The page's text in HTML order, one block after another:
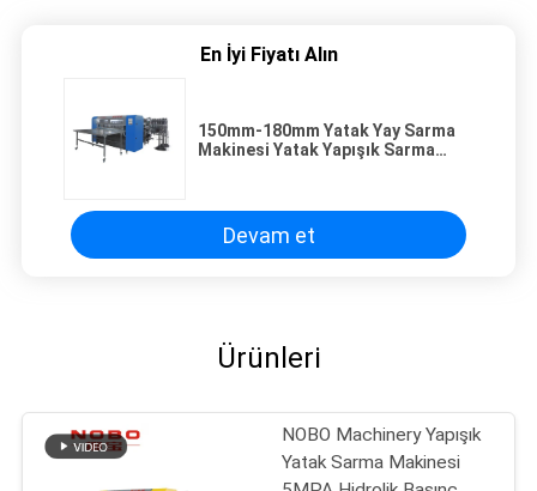
En İyi Fiyatı Alın
150mm-180mm Yatak Yay Sarma
Makinesi Yatak Yapışık Sarma
Devam et
Ürünleri
NOBO Machinery Yapışık
Yatak Sarma Makinesi